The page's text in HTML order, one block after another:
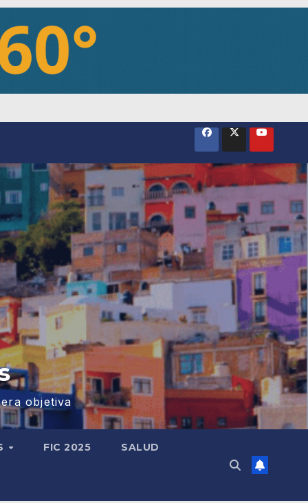
objetiva
FIC 2025 SALUD